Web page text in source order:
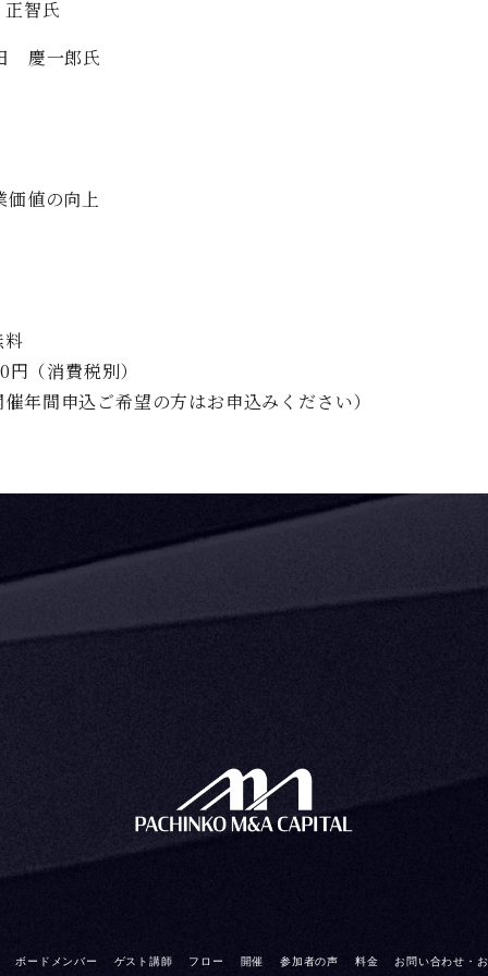
智氏
慶一郎氏
値の向上
（消費税別）
年間申込ご希望の方はお申込みください）
ボードメンバー ゲスト講師 フロー 開催 参加者の声 料金 お問い合わせ・